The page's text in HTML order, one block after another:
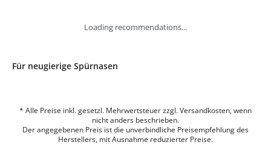
Loading recommendations...
Für neugierige Spürnasen
* Alle Preise inkl. gesetzl. Mehrwertsteuer zzgl. Versandkosten, wenn
nicht anders beschrieben.
Der angegebenen Preis ist die unverbindliche Preisempfehlung des
Herstellers, mit Ausnahme reduzierter Preise.